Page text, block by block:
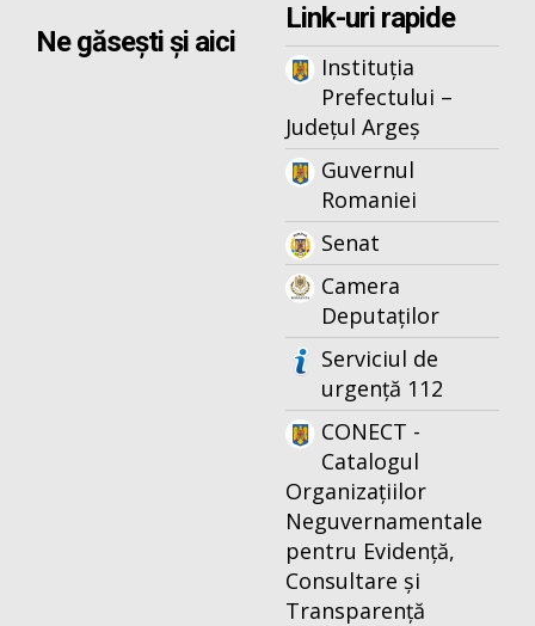
Ne găsești și aici
Link-uri rapide
Instituția
Prefectului –
Județul Argeș
Guvernul
Romaniei
Senat
Camera
Deputaților
Serviciul de
urgență 112
CONECT -
Catalogul
Organizațiilor
Neguvernamentale
pentru Evidență,
Consultare și
Transparență